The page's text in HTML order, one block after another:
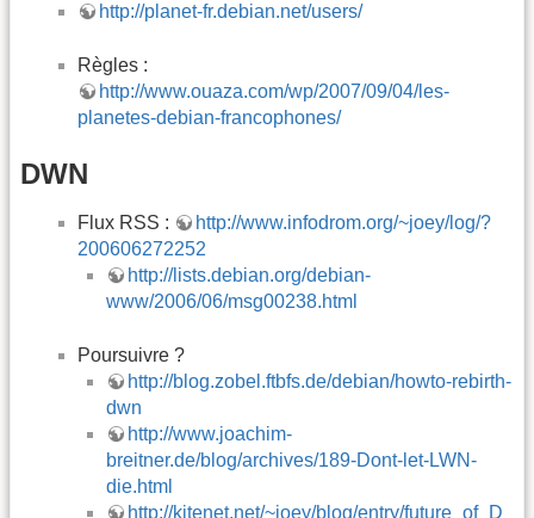
http://planet-fr.debian.net/users/
Règles :
http://www.ouaza.com/wp/2007/09/04/les-
planetes-debian-francophones/
DWN
Flux RSS :
http://www.infodrom.org/~joey/log/?
200606272252
http://lists.debian.org/debian-
www/2006/06/msg00238.html
Poursuivre ?
http://blog.zobel.ftbfs.de/debian/howto-rebirth-
dwn
http://www.joachim-
breitner.de/blog/archives/189-Dont-let-LWN-
die.html
http://kitenet.net/~joey/blog/entry/future_of_D